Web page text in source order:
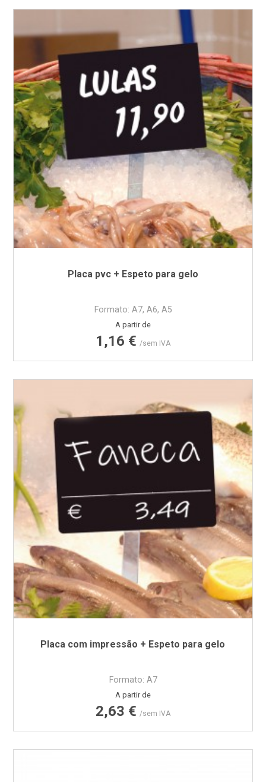
Placa pvc + Espeto para gelo
Formato: A7, A6, A5
Preço
A partir de
1,16 € /sem IVA
Placa com impressão + Espeto para gelo
Formato: A7
Preço
A partir de
2,63 € /sem IVA